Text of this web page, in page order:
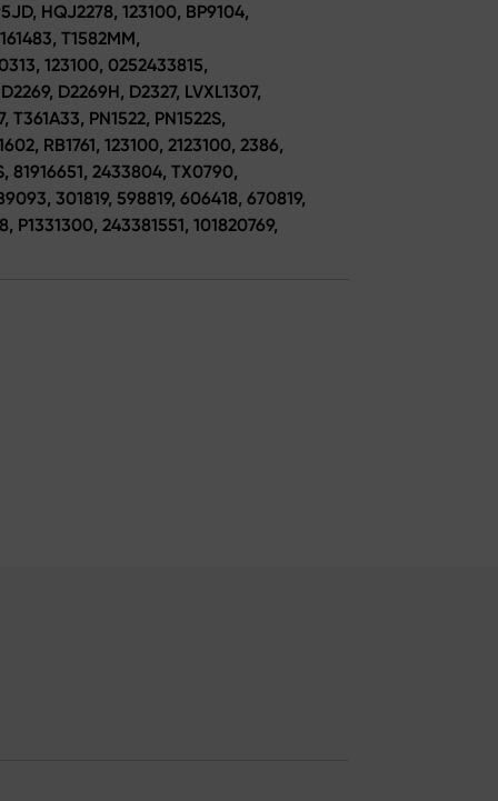
HQJ2278, 123100, BP9104,
T1582MM,
123100, 0252433815,
D2269H, D2327, LVXL1307,
T361A33, PN1522, PN1522S,
RB1761, 123100, 2123100, 2386,
81916651, 2433804, TX0790,
301819, 598819, 606418, 670819,
243381551, 101820769,